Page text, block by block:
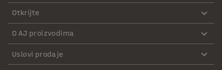
Otkrijte
O AJ proizvodima
Uslovi prodaje